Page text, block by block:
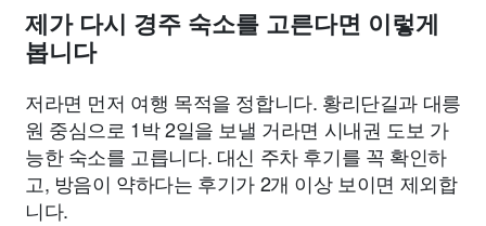
제가 다시 경주 숙소를 고른다면 이렇게
봅니다
저라면 먼저 여행 목적을 정합니다. 황리단길과 대릉
원 중심으로 1박 2일을 보낼 거라면 시내권 도보 가
능한 숙소를 고릅니다. 대신 주차 후기를 꼭 확인하
고, 방음이 약하다는 후기가 2개 이상 보이면 제외합
니다.